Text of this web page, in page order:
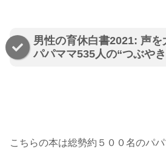
男性の育休白書2021: 声
パパママ535人の“つぶや
こちらの本は総勢約５００名のパ